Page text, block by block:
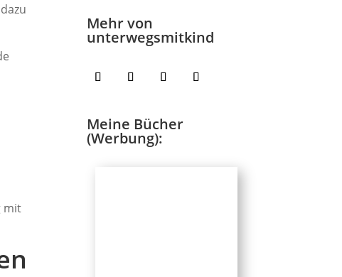
mit
Mehr von
unterwegsmitkind
Meine Bücher
(Werbung):